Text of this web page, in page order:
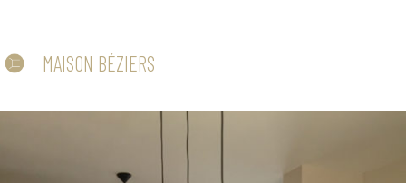
MAISON BÉZIERS